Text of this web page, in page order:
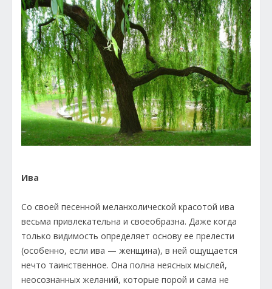
Ива
Со своей песенной меланхолической красотой ива
весьма привлекательна и своеобразна. Даже когда
только видимость определяет основу ее прелести
(особенно, если ива — женщина), в ней ощущается
нечто таинственное. Она полна неясных мыслей,
неосознанных желаний, которые порой и сама не